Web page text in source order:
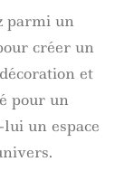
parmi un
créer un
et
pour un
un espace